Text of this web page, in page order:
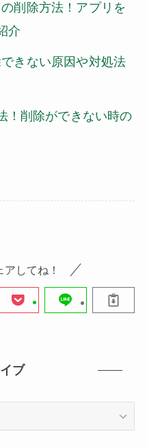
削除方法！アプリを
介
きない原因や対処法
！削除ができない時の
してね！
ブ